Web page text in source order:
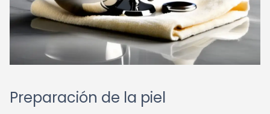
Preparación de la piel